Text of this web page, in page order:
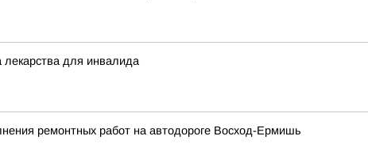
для инвалида
ремонтных работ на автодороге Восход-Ермишь